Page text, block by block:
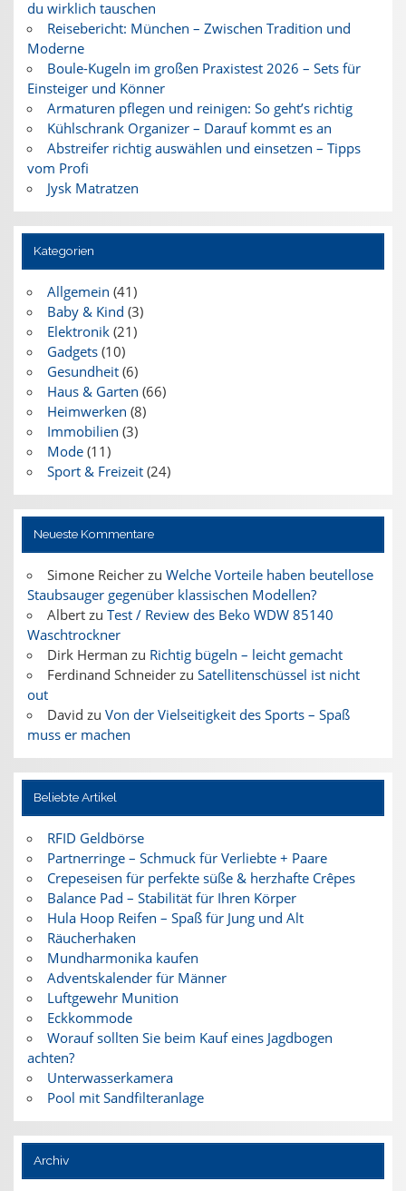
du wirklich tauschen
Reisebericht: München – Zwischen Tradition und
Moderne
Boule-Kugeln im großen Praxistest 2026 – Sets für
Einsteiger und Könner
Armaturen pflegen und reinigen: So geht’s richtig
Kühlschrank Organizer – Darauf kommt es an
Abstreifer richtig auswählen und einsetzen – Tipps
vom Profi
Jysk Matratzen
Kategorien
Allgemein (41)
Baby & Kind (3)
Elektronik(21)
Gadgets(10)
Gesundheit(6)
Haus & Garten (66)
Heimwerken (8)
Immobilien (3)
Mode(11)
Sport & Freizeit(24)
Neueste Kommentare
Simone Reicherzu Welche Vorteile haben beutellose
Staubsauger gegenüber klassischen Modellen?
Albertzu Test / Review des Beko WDW 85140
Waschtrockner
Dirk Herman zu Richtig bügeln – leicht gemacht
Ferdinand Schneiderzu Satellitenschüssel ist nicht
out
David zu Von der Vielseitigkeit des Sports – Spaß
muss er machen
Beliebte Artikel
RFID Geldbörse
Partnerringe – Schmuck für Verliebte + Paare
Crepeseisen für perfekte süße & herzhafte Crêpes
Balance Pad – Stabilität für Ihren Körper
Hula Hoop Reifen – Spaß für Jung und Alt
Räucherhaken
Mundharmonika kaufen
Adventskalender für Männer
Luftgewehr Munition
Eckkommode
Worauf sollten Sie beim Kauf eines Jagdbogen
achten?
Unterwasserkamera
Pool mit Sandfilteranlage
Archiv